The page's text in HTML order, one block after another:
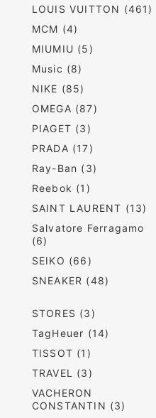
LOUIS VUITTON (461)
MCM (4)
MIUMIU (5)
Music (8)
NIKE (85)
OMEGA (87)
PIAGET (3)
PRADA (17)
Ray-Ban (3)
Reebok (1)
SAINT LAURENT (13)
Salvatore Ferragamo
(6)
SEIKO (66)
SNEAKER (48)
STORES (3)
TagHeuer (14)
TISSOT (1)
TRAVEL (3)
VACHERON
CONSTANTIN (3)